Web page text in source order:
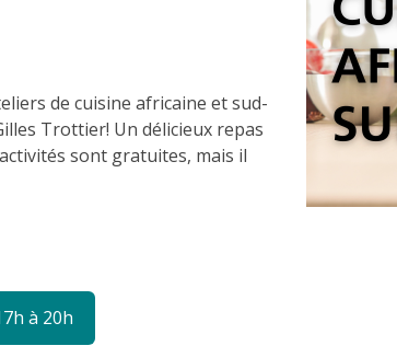
de cuisine africaine et sud-
Trottier! Un délicieux repas
sont gratuites, mais il
à 20h